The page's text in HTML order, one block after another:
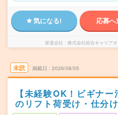
気になる! 応募へ
派遣会社 株式会社綜合キャリア
未読 掲載日 2026/08/05
【未経験OK！ビギナ
のリフト荷受け・仕分